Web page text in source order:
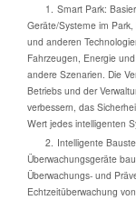
1. Smart Park:
Geräte/Systeme im
und anderen
Fahrzeugen, Energie
andere Szenarien. Die
Betriebs und der
verbessern, das
Wert jedes intelligenten
2. Intelligente
Überwachungsgeräte
Überwachungs- und
Echtzeitüberwachung